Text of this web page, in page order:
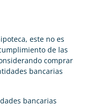
este no es
de las
comprar
bancarias
bancarias